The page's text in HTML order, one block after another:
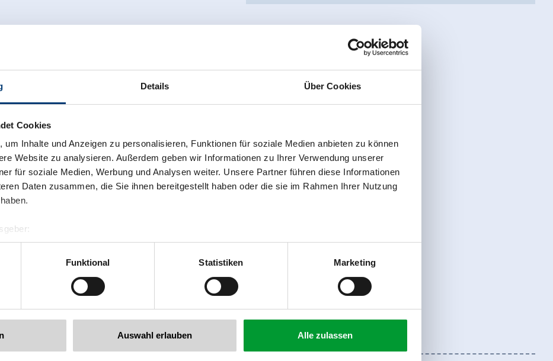
Details Über Cookies
Cookies
um Inhalte und Anzeigen zu personalisieren, Funktionen für soziale Medien anbieten zu können
Website zu analysieren. Außerdem geben wir Informationen zu Ihrer Verwendung unserer
für soziale Medien, Werbung und Analysen weiter. Unsere Partner führen diese Informationen
Daten zusammen, die Sie ihnen bereitgestellt haben oder die sie im Rahmen Ihrer Nutzung
GmbH & Co KG
Ziller
Funktional Statistiken Marketing
Auswahl erlauben Alle zulassen
Terug naar het overzicht